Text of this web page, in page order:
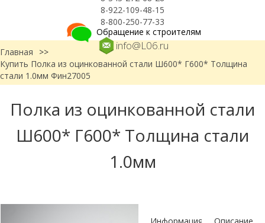
8-922-109-48-15
8-800-250-77-33
info@L06.ru
Обращение к строителям
Главная
>>
Купить Полка из оцинкованной стали Ш600* Г600* Толщина
стали 1.0мм Фин27005
Полка из оцинкованной стали
Ш600* Г600* Толщина стали
1.0мм
Информация Описание